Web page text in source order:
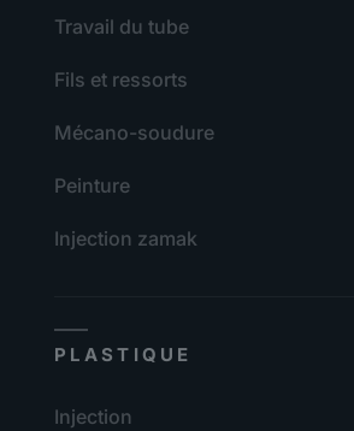
Travail du tube
Fils et ressorts
Mécano-soudure
Peinture
Injection zamak
PLASTIQUE
Injection